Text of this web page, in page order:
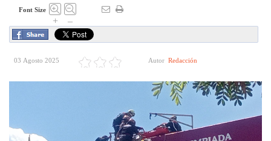
Font Size
+ –
03 Agosto 2025 Autor Redacción